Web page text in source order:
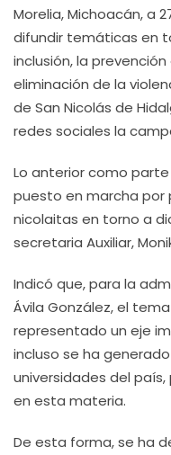
Morelia, Michoacán, a
difundir temáticas en
inclusión, la
eliminación de la
de San Nicolás de
redes sociales la
Lo anterior como
puesto en marcha por
nicolaitas en torno a
secretaria Auxiliar,
Indicó que, para la
Ávila González, el
representado un eje
incluso se ha
universidades del
en esta materia.
De esta forma, se ha